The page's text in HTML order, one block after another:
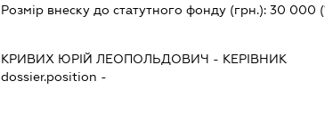
Розмір внеску до статутного фонду (грн.): 30 000
КРИВИХ ЮРІЙ ЛЕОПОЛЬДОВИЧ - КЕРІВНИК
dossier.position -